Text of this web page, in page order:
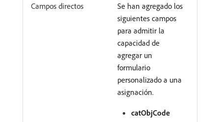
Campos directos
Se han agregado los
siguientes campos
para admitir la
capacidad de
agregar un
formulario
personalizado a una
asignación.
catObjCode